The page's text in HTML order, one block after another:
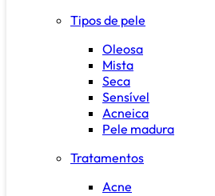
Tipos de pele
Oleosa
Mista
Seca
Sensível
Acneica
Pele madura
Tratamentos
Acne